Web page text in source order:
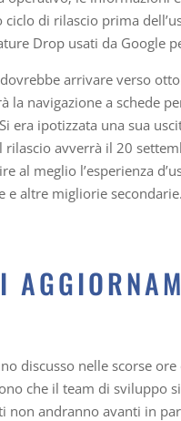
di rilascio prima
Drop usati da Google
arrivare verso
la navigazione a schede
era ipotizzata una sua
avverrà il 20
al meglio l’esperienza
e altre migliorie secondarie.
discusso nelle scorse
che il team di sviluppo
andranno avanti in